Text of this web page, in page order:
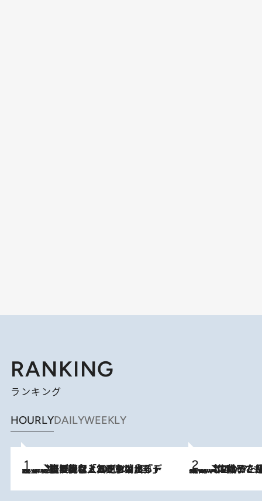
RANKING
ランキング
HOURLYDAILYWEEKLY
2026.8.5
【なぜ吉沢亮は「気配を消せる」のか？】興行収入208億の『国宝』を経て挑むミュージカル『ディア・エヴァン・ハンセン』。トップ俳優が舞台上でさらけ出した“孤独”とは 2026.8.5
【阿川佐和子さんの年とる力】なぜ70代で始めた趣味は“こんなに楽しい”のか？ ピアノ、俳句…スランプに陥っても続けられる“ある秘訣”とは